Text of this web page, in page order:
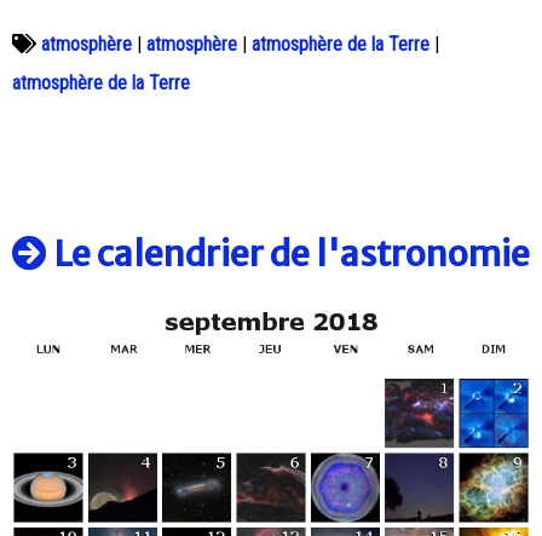
atmosphère atmosphère atmosphère de la Terre
atmosphère de la Terre
Le calendrier de l'astronomie